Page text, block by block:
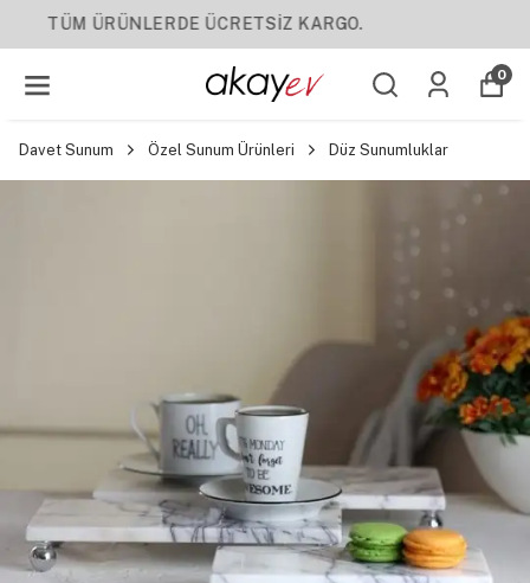
YENI SEZON ÜRÜNLER
0
Davet Sunum Özel Sunum Ürünleri Düz Sunumluklar